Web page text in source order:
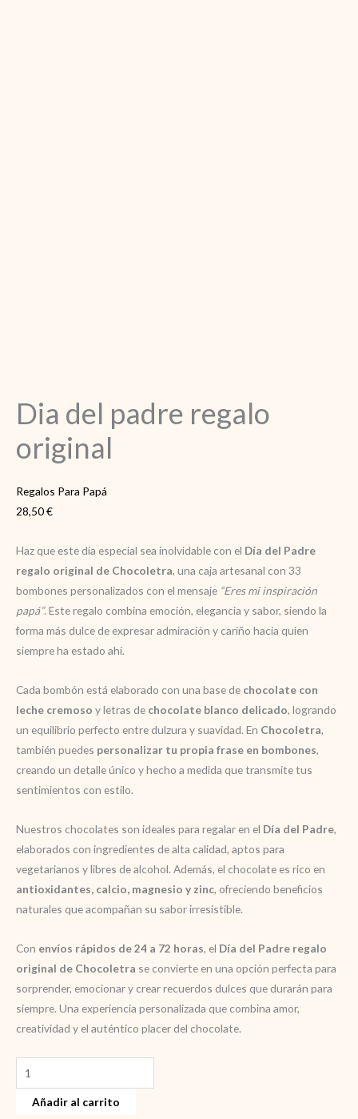
Dia del padre regalo
original
Regalos Para Papá
28,50€
Haz que este día especial sea inolvidable con el Día del Padre
regalo original de Chocoletra, una caja artesanal con 33
bombones personalizados con el mensaje “Eres mi inspiración
papá”. Este regalo combina emoción, elegancia y sabor, siendo la
forma más dulce de expresar admiración y cariño hacia quien
siempre ha estado ahí.
Cada bombón está elaborado con una base de chocolate con
leche cremoso y letras de chocolate blanco delicado, logrando
un equilibrio perfecto entre dulzura y suavidad. En Chocoletra,
también puedes personalizar tu propia frase en bombones,
creando un detalle único y hecho a medida que transmite tus
sentimientos con estilo.
Nuestros chocolates son ideales para regalar en el Día del Padre,
elaborados con ingredientes de alta calidad, aptos para
vegetarianos y libres de alcohol. Además, el chocolate es rico en
antioxidantes, calcio, magnesio y zinc, ofreciendo beneficios
naturales que acompañan su sabor irresistible.
Con envíos rápidos de 24 a 72 horas, el Día del Padre regalo
original de Chocoletra se convierte en una opción perfecta para
sorprender, emocionar y crear recuerdos dulces que durarán para
siempre. Una experiencia personalizada que combina amor,
creatividad y el auténtico placer del chocolate.
Dia
del
padreAñadir al carrito